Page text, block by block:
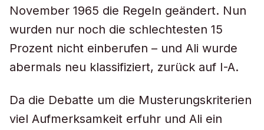
November 1965 die Regeln geändert. Nun
wurden nur noch die schlechtesten 15
Prozent nicht einberufen – und Ali wurde
abermals neu klassifiziert, zurück auf I-A.
Da die Debatte um die Musterungskriterien
viel Aufmerksamkeit erfuhr und Ali ein